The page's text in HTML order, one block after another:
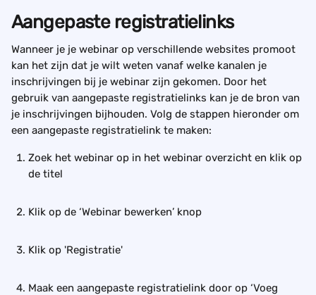
Aangepaste registratielinks
Wanneer je je webinar op verschillende websites promoot
kan het zijn dat je wilt weten vanaf welke kanalen je
inschrijvingen bij je webinar zijn gekomen. Door het
gebruik van aangepaste registratielinks kan je de bron van
je inschrijvingen bijhouden. Volg de stappen hieronder om
een aangepaste registratielink te maken:
Zoek het webinar op in het webinar overzicht en klik op
de titel
Klik op de ‘Webinar bewerken’ knop
Klik op 'Registratie'
Maak een aangepaste registratielink door op ‘Voeg